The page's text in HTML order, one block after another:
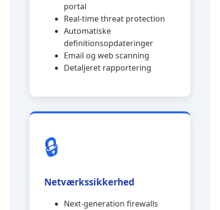
portal
Real-time threat protection
Automatiske
definitionsopdateringer
Email og web scanning
Detaljeret rapportering
🔒
Netværkssikkerhed
Next-generation firewalls